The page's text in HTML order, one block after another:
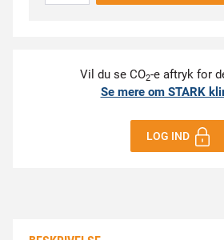
Vil du se CO2-e aftryk for
Se mere om STARK
LOG IND